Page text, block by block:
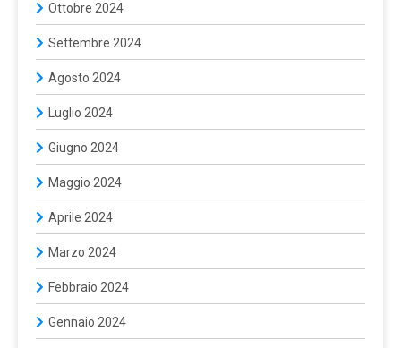
Ottobre 2024
Settembre 2024
Agosto 2024
Luglio 2024
Giugno 2024
Maggio 2024
Aprile 2024
Marzo 2024
Febbraio 2024
Gennaio 2024